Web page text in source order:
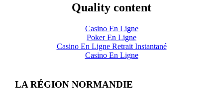
Quality content
Casino En Ligne
Poker En Ligne
Casino En Ligne Retrait Instantané
Casino En Ligne
LA RÉGION NORMANDIE